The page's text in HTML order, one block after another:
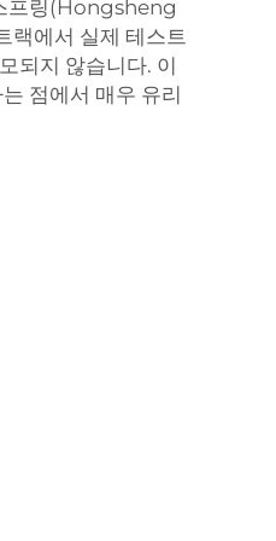
프링(Hongsheng
랙에서 실제 테스트
되지 않습니다. 이
점에서 매우 유리